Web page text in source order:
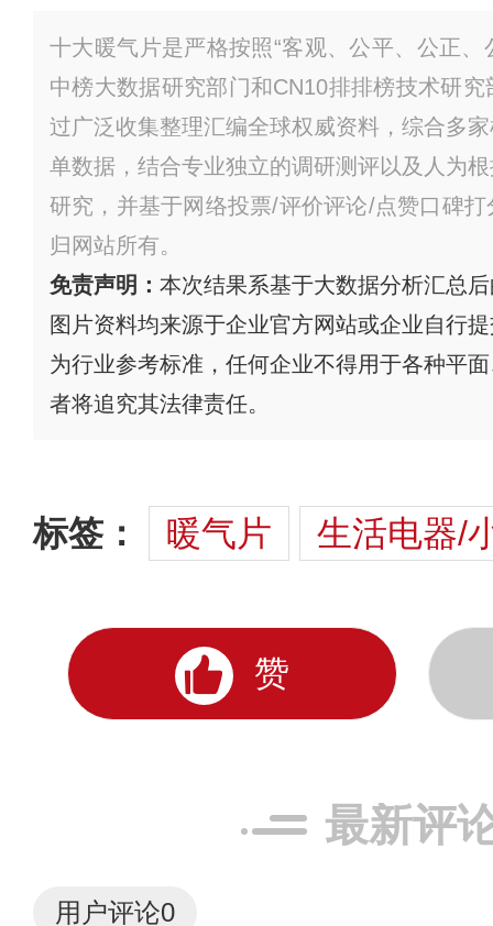
十大暖气片是严格按照“客观、公平、公正、
中榜大数据研究部门和CN10排排榜技术研
过广泛收集整理汇编全球权威资料，综合多
单数据，结合专业独立的调研测评以及人为
研究，并基于网络投票/评价评论/点赞口碑
归网站所有。
免责声明： 本次结果系基于大数据分析汇总
图片资料均来源于企业官方网站或企业自行
为行业参考标准，任何企业不得用于各种平
者将追究其法律责任。
标签： 暖气片 生活电器/
赞
最新评
用户评论0